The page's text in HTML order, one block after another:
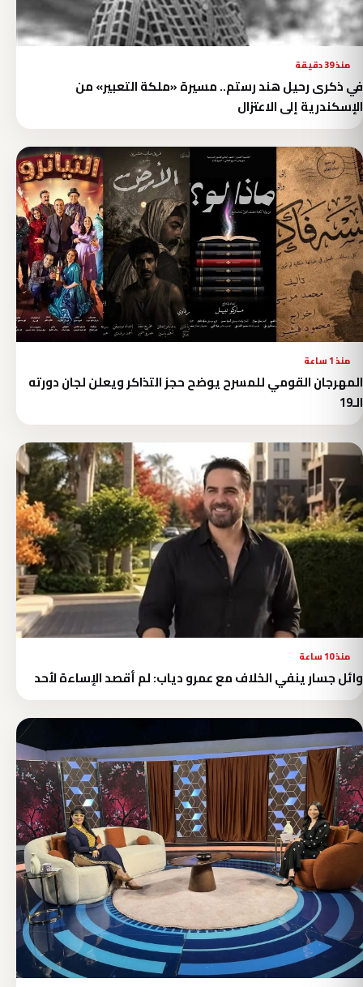
منذ 39 دقيقة
في ذكرى رحيل هند رستم.. مسيرة «ملكة التعبير» من
الإسكندرية إلى الاعتزال
منذ 1 ساعة
المهرجان القومي للمسرح يوضح حجز التذاكر ويعلن لجان دورته
الـ19
منذ 10 ساعة
وائل جسار ينفي الخلاف مع عمرو دياب: لم أقصد الإساءة لأحد